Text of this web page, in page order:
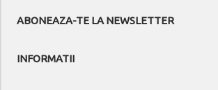
ABONEAZA-TE LA NEWSLETTER
INFORMATII